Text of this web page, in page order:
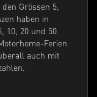
Grössen 5,
haben in
10, 20 und 50
Ferien
auch mit